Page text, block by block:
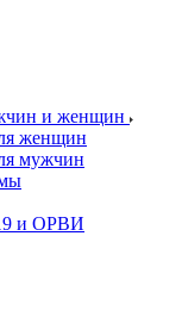
и женщин
женщин
мужчин
и ОРВИ